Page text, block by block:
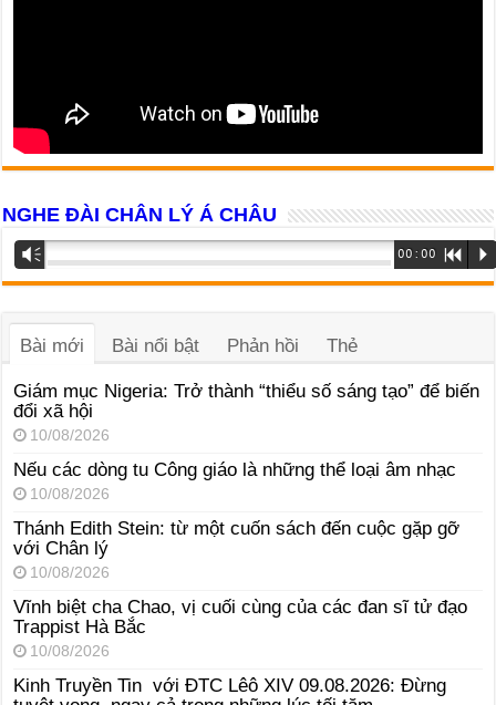
NGHE ĐÀI CHÂN LÝ Á CHÂU
Trình
phát
âm
Vm 00:00 R P
Bài mới Bài nổi bật Phản hồi Thẻ
Giám mục Nigeria: Trở thành “thiểu số sáng tạo” để biến
đổi xã hội
10/08/2026
Nếu các dòng tu Công giáo là những thể loại âm nhạc
10/08/2026
Thánh Edith Stein: từ một cuốn sách đến cuộc gặp gỡ
với Chân lý
10/08/2026
Vĩnh biệt cha Chao, vị cuối cùng của các đan sĩ tử đạo
Trappist Hà Bắc
10/08/2026
Kinh Truyền Tin với ĐTC Lêô XIV 09.08.2026: Đừng